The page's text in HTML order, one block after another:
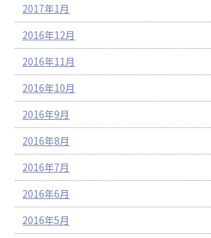
2017年1月
2016年12月
2016年11月
2016年10月
2016年9月
2016年8月
2016年7月
2016年6月
2016年5月